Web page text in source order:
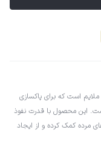
است که برای پاکسازی
این محصول با قدرت نفوذ
مرده کمک کرده و از ایجاد